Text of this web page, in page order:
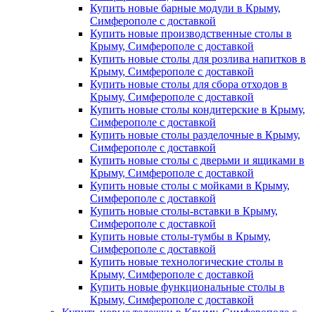
Купить новые барные модули в Крыму,
Симферополе с доставкой
Купить новые производственные столы в
Крыму, Симферополе с доставкой
Купить новые столы для розлива напитков в
Крыму, Симферополе с доставкой
Купить новые столы для сбора отходов в
Крыму, Симферополе с доставкой
Купить новые столы кондитерские в Крыму,
Симферополе с доставкой
Купить новые столы разделочные в Крыму,
Симферополе с доставкой
Купить новые столы с дверьми и ящиками в
Крыму, Симферополе с доставкой
Купить новые столы с мойками в Крыму,
Симферополе с доставкой
Купить новые столы-вставки в Крыму,
Симферополе с доставкой
Купить новые столы-тумбы в Крыму,
Симферополе с доставкой
Купить новые технологические столы в
Крыму, Симферополе с доставкой
Купить новые функциональные столы в
Крыму, Симферополе с доставкой